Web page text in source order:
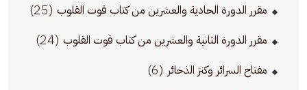
مقرر الدورة الحادية والعشرين من كتاب قوت القلوب (25)
مقرر الدورة الثانية والعشرين من كتاب قوت القلوب (24)
مفتاح السرائر وكنز الذخائر (6)